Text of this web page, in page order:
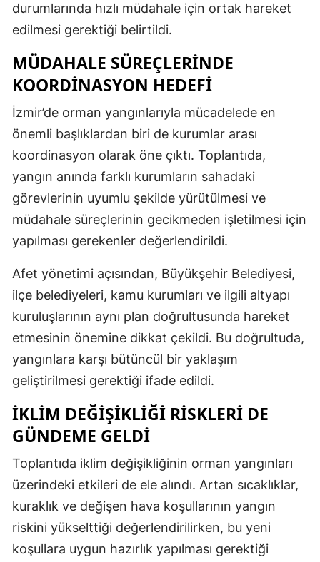
durumlarında hızlı müdahale için ortak hareket
edilmesi gerektiği belirtildi.
MÜDAHALE SÜREÇLERINDE
KOORDINASYON HEDEFI
İzmir’de orman yangınlarıyla mücadelede en
önemli başlıklardan biri de kurumlar arası
koordinasyon olarak öne çıktı. Toplantıda,
yangın anında farklı kurumların sahadaki
görevlerinin uyumlu şekilde yürütülmesi ve
müdahale süreçlerinin gecikmeden işletilmesi için
yapılması gerekenler değerlendirildi.
Afet yönetimi açısından, Büyükşehir Belediyesi,
ilçe belediyeleri, kamu kurumları ve ilgili altyapı
kuruluşlarının aynı plan doğrultusunda hareket
etmesinin önemine dikkat çekildi. Bu doğrultuda,
yangınlara karşı bütüncül bir yaklaşım
geliştirilmesi gerektiği ifade edildi.
İKLIM DEĞIŞIKLIĞI RISKLERI DE
GÜNDEME GELDI
Toplantıda iklim değişikliğinin orman yangınları
üzerindeki etkileri de ele alındı. Artan sıcaklıklar,
kuraklık ve değişen hava koşullarının yangın
riskini yükselttiği değerlendirilirken, bu yeni
koşullara uygun hazırlık yapılması gerektiği